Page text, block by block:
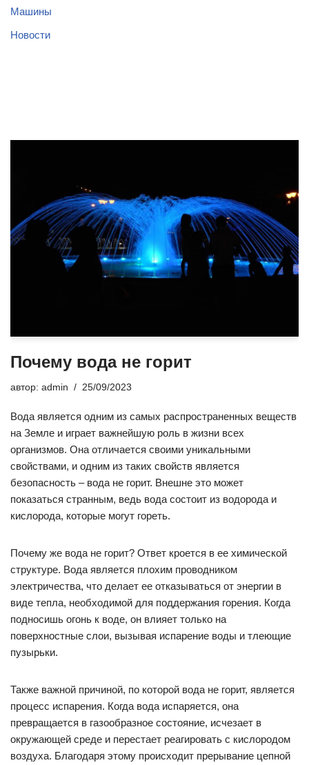
Машины
Новости
Почему вода не горит
автор: admin 25/09/2023
Вода является одним из самых распространенных веществ
на Земле и играет важнейшую роль в жизни всех
организмов. Она отличается своими уникальными
свойствами, и одним из таких свойств является
безопасность – вода не горит. Внешне это может
показаться странным, ведь вода состоит из водорода и
кислорода, которые могут гореть.
Почему же вода не горит? Ответ кроется в ее химической
структуре. Вода является плохим проводником
электричества, что делает ее отказываться от энергии в
виде тепла, необходимой для поддержания горения. Когда
подносишь огонь к воде, он влияет только на
поверхностные слои, вызывая испарение воды и тлеющие
пузырьки.
Также важной причиной, по которой вода не горит, является
процесс испарения. Когда вода испаряется, она
превращается в газообразное состояние, исчезает в
окружающей среде и перестает реагировать с кислородом
воздуха. Благодаря этому происходит прерывание цепной